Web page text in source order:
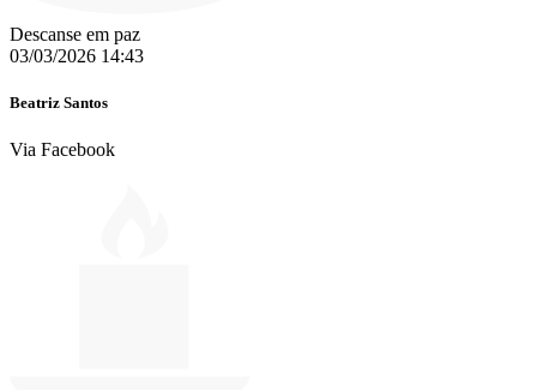
Descanse em paz
03/03/2026 14:43
Beatriz Santos
Via Facebook